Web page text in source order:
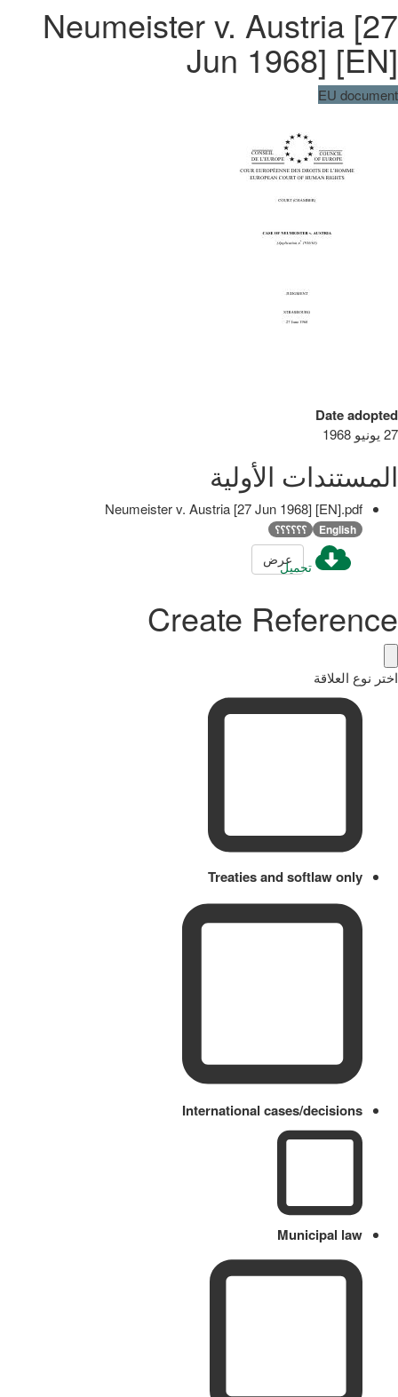
Neumeister v. Austria [27
Jun 1968] [EN]
EU document
Date adopted
27 يونيو 1968
المستندات الأولية
Neumeister v. Austria [27 Jun 1968] [EN].pdf
English ؟؟؟؟؟؟
تحميلعرض
Create Reference
اختر نوع العلاقة
Treaties and softlaw only
International cases/decisions
Municipal law